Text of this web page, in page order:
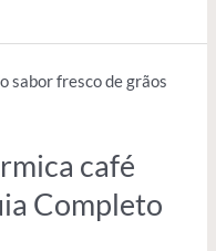
café
Completo